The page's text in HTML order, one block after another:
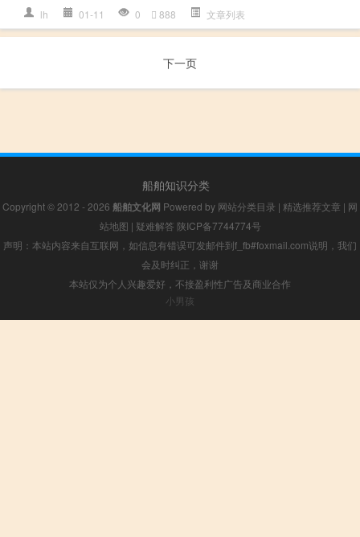
lh 01-11 0 888 文章列表
下一页
船舶知识分类
Copyright © 2012 - 2026 船舶文化网 Powered by 网站分类目录 | 精选推荐文章 | 网
站地图 | 疑难解答 陕ICP备7744774号
声明：本站内容来自互联网，如信息有错误可发邮件到f_fb#foxmail.com说明，我们
会及时纠正，谢谢
本站仅为个人兴趣爱好，不接盈利性广告及商业合作
小男孩